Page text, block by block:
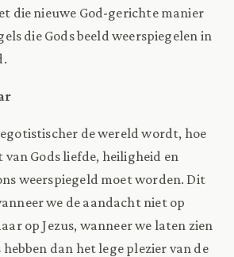
die nieuwe God-gerichte manier
die Gods beeld weerspiegelen in
de wereld wordt, hoe
Gods liefde, heiligheid en
weerspiegeld moet worden. Dit
we de aandacht niet op
op Jezus, wanneer we laten zien
hebben dan het lege plezier van de